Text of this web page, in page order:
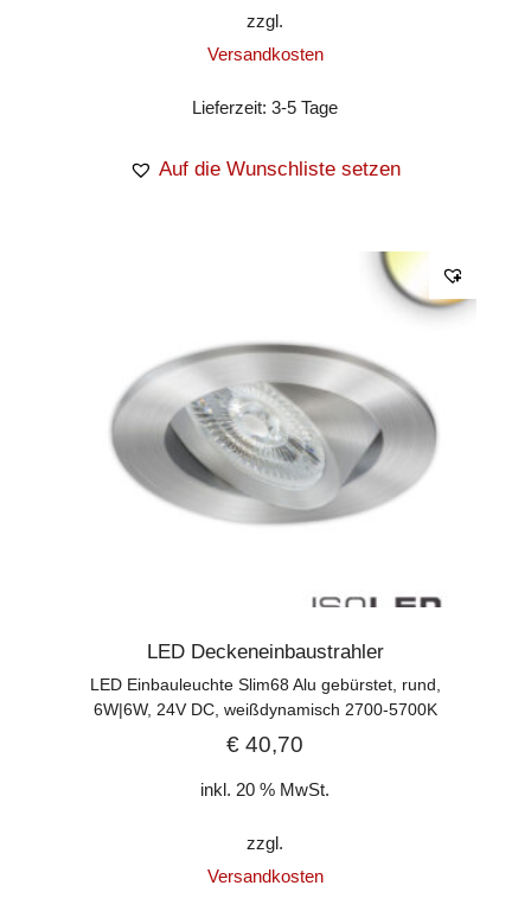
zzgl.
Versandkosten
Lieferzeit:3-5 Tage
Auf die Wunschliste setzen
LED Deckeneinbaustrahler
LED Einbauleuchte Slim68 Alu gebürstet, rund,
6W|6W, 24V DC, weißdynamisch 2700-5700K
€ 40,70
inkl. 20 % MwSt.
zzgl.
Versandkosten